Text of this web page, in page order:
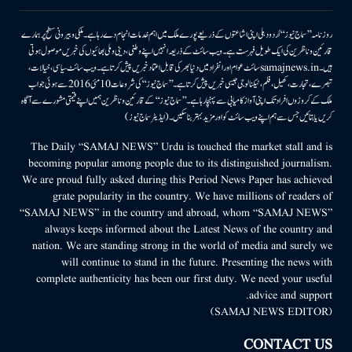
روزنامہ ’’سماج نیوز‘‘ اُردو دہلی اپنی اشاعتوں کے ذریعے پورے ملک میں اہم خدمات انجام دے رہا ہے۔ ملکی وبیرونی سطح پر ہمارے
قارئین وناظرین کی ایک طویل فہرست ہے۔ ویب سائٹ کے ذریعہ انہیں اپنے وطنی، دینی وملی بھائیوں کی خبریں موصول ہوتی
ہیں۔samajnews.inسائٹ عوام اور انفراد میں دنیا بھر کی قابل اعتماد خبریں پیش کرتا ہے۔ ویب سائٹ سیاسی، خیالات،
تبصرے، تجارت، کھیل، فلم، ٹیکنالوجی جیسی خبریں پیش کرتا ہے۔ ’’سماج نیوز‘‘ کی شروعات 10مئی 2016 سے ہوئی جو اب
ملک کے کروڑوں افراد تک اپنی آواز کامیابی سے پہنچا رہا ہے۔ ’’سماج نیوز‘‘ کے قارئین وناظرین ہمیں اپنے قیمتی مشورے سے آگاہ
کریں یا بتائیں جس سے ہم اپنے ویب سائٹ کو اور مزید بہتر بناسکیں۔ (ایڈیٹر سماج نیوز)
The Daily “SAMAJ NEWS” Urdu is touched the market stall and is
becoming popular among people due to its distinguished journalism.
We are proud fully asked during this Period News Paper has achieved
grate popularity in the country. We have millions of readers of
“SAMAJ NEWS” in the country and abroad, whom “SAMAJ NEWS”
always keeps informed about the Latest News of the country and
nation. We are standing strong in the world of media and surely we
will continue to stand in the future. Presenting the news with
complete authenticity has been our first duty. We need your useful
advice and support.
(SAMAJ NEWS EDITOR)
CONTACT US